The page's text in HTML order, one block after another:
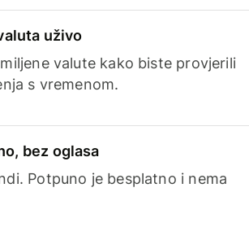
uživo
valute kako biste provjerili
s vremenom.
bez oglasa
Potpuno je besplatno i nema